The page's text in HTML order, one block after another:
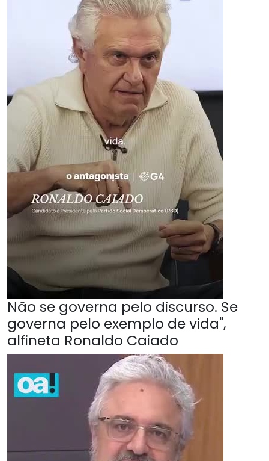
Não se governa pelo discurso. Se
governa pelo exemplo de vida",
alfineta Ronaldo Caiado